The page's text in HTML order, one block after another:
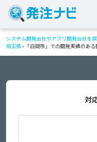
システム開発会社やアプリ開発会社を
埼玉県 › 「白岡市」での開発実績のあ
対